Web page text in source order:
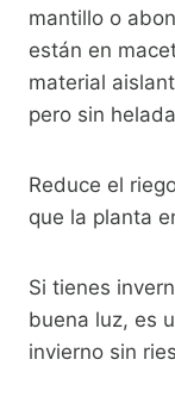
mantillo o
están en
material
pero sin
Reduce el
que la planta
Si tienes
buena luz, es
invierno sin